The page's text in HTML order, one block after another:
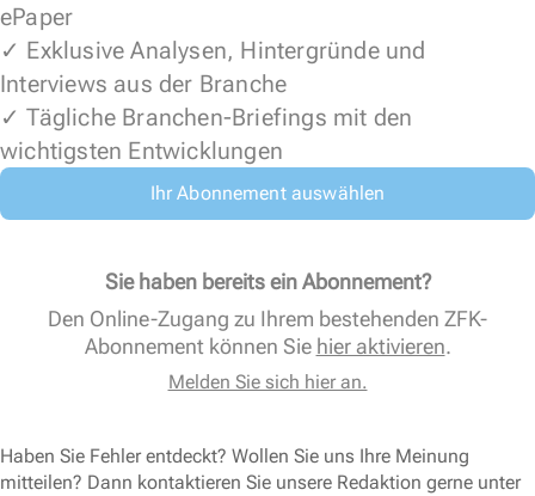
ePaper
✓ Exklusive Analysen, Hintergründe und
Interviews aus der Branche
✓ Tägliche Branchen-Briefings mit den
wichtigsten Entwicklungen
Ihr Abonnement auswählen
Sie haben bereits ein Abonnement?
Den Online-Zugang zu Ihrem bestehenden ZFK-
Abonnement können Sie hier aktivieren.
Melden Sie sich hier an.
Haben Sie Fehler entdeckt? Wollen Sie uns Ihre Meinung
mitteilen? Dann kontaktieren Sie unsere Redaktion gerne unter